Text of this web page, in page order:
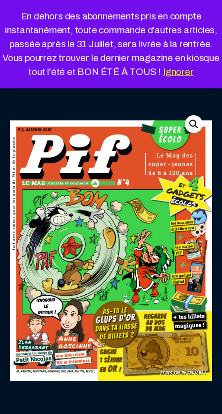
En dehors des abonnements pris en compte
instantanément, toute commande d'autres articles,
passée après le 31 Juillet, sera livrée à la rentrée.
Vous pourrez trouver le dernier magazine en kiosque
tout l'été et BON ÉTÉ À TOUS ! Ignorer
« Retour à la boutique Panier